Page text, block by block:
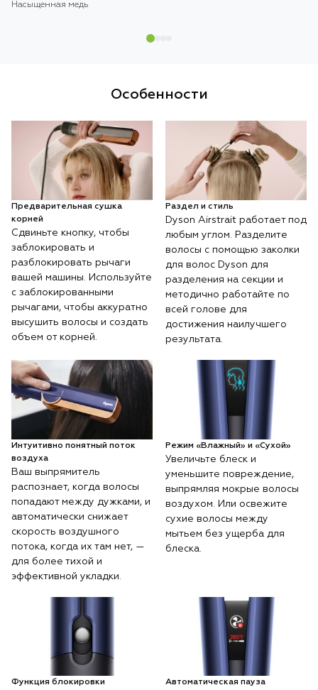
Насыщенная медь
Особенности
Предварительная сушка
корней
Сдвиньте кнопку, чтобы
заблокировать и
разблокировать рычаги
вашей машины. Используйте
с заблокированными
рычагами, чтобы аккуратно
высушить волосы и создать
объем от корней.
Раздел и стиль
Dyson Airstrait работает под
любым углом. Разделите
волосы с помощью заколки
для волос Dyson для
разделения на секции и
методично работайте по
всей голове для
достижения наилучшего
результата.
Интуитивно понятный поток
воздуха
Ваш выпрямитель
распознает, когда волосы
попадают между дужками, и
автоматически снижает
скорость воздушного
потока, когда их там нет, —
для более тихой и
эффективной укладки.
Режим «Влажный» и «Сухой»
Увеличьте блеск и
уменьшите повреждение,
выпрямляя мокрые волосы
воздухом. Или освежите
сухие волосы между
мытьем без ущерба для
блеска.
Функция блокировки Автоматическая пауза